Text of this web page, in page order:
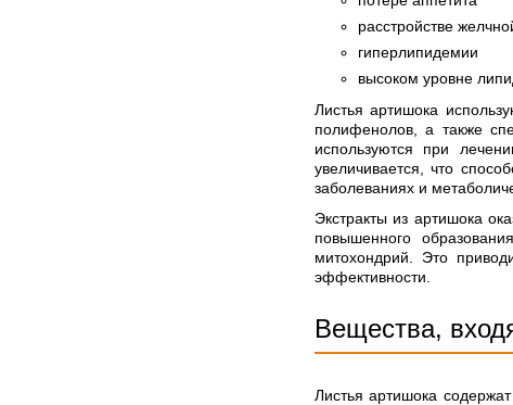
расстройстве
гиперлипидемии
высоком уровне
Листья артишока
полифенолов, а также
используются при
увеличивается, что
заболеваниях и
Экстракты из артишока
повышенного
митохондрий. Это
эффективности.
Вещества,
Листья артишока